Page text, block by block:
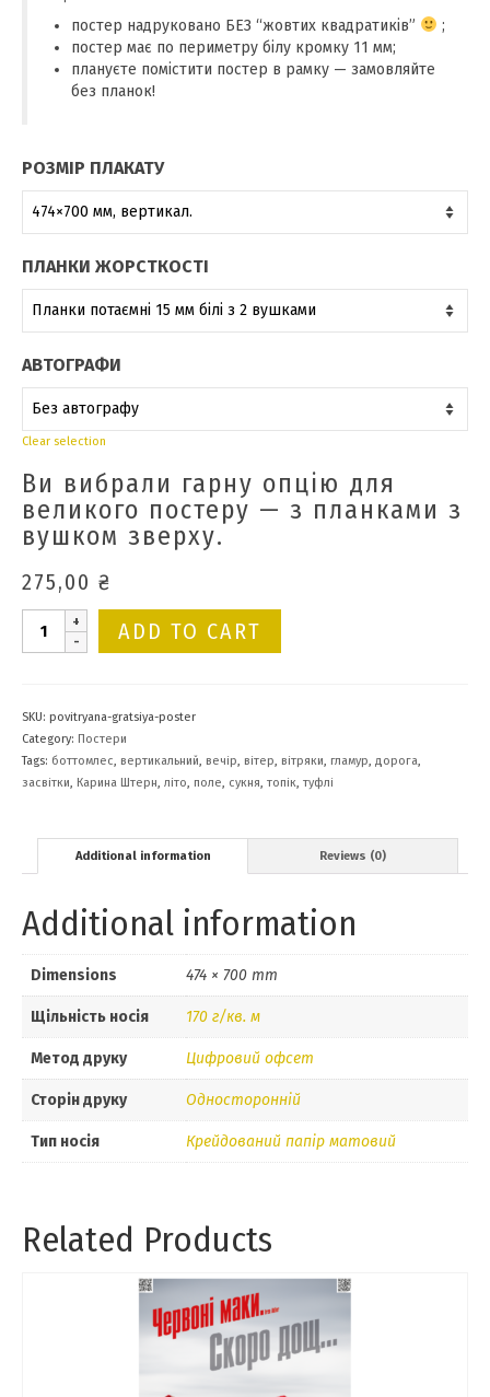
постер надруковано БЕЗ “жовтих квадратиків”
;
постер має по периметру білу кромку 11 мм;
плануєте помістити постер в рамку — замовляйте
без планок!
РОЗМІР ПЛАКАТУ
ПЛАНКИ ЖОРСТКОСТІ
АВТОГРАФИ
Clear selection
Ви вибрали гарну опцію для
великого постеру — з планками з
вушком зверху.
275,00 ₴
Повітряна
грація
ADD TO CART
SKU: povitryana-gratsiya-poster
Category: Постери
Tags: боттомлес, вертикальний, вечір, вітер, вітряки, гламур, дорога,
засвітки, Карина Штерн, літо, поле, сукня, топік, туфлі
Additional information Reviews (0)
Additional information
Dimensions 474 × 700 mm
Щільність носія 170 г/кв. м
Метод друку Цифровий офсет
Сторін друку Односторонній
Тип носія Крейдований папір матовий
Related Products